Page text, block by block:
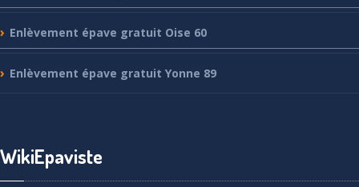
Enlèvement épave gratuit Oise 60
Enlèvement épave gratuit Yonne 89
WikiEpaviste